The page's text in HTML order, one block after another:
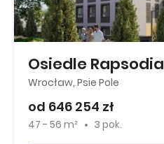
Osiedle Rapsodia
Wrocław, Psie Pole
od 646 254 zł
47 - 56 m² 3 pok.